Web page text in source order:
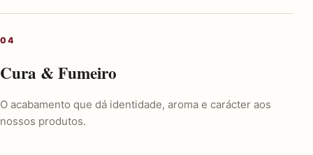
Cura & Fumeiro
O acabamento que dá identidade, aroma e carácter aos
nossos produtos.